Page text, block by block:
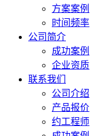
方案案例
时间频率
公司简介
成功案例
企业资质
联系我们
公司介绍
产品报价
约工程师